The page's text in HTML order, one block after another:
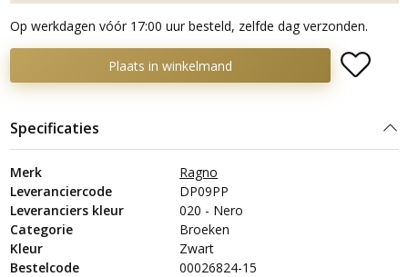
Op werkdagen vóór 17:00 uur besteld, zelfde dag verzonden.
Plaats in winkelmand
Specificaties
Merk
Ragno
Leveranciercode
DP09PP
Leveranciers kleur
020 - Nero
Categorie
Broeken
Kleur
Zwart
Bestelcode
00026824-15